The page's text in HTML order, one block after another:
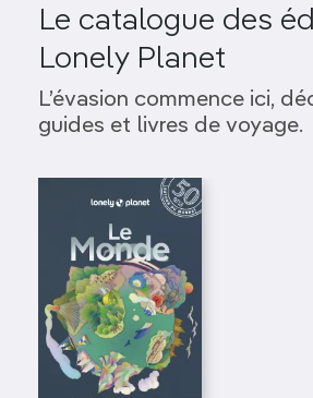
Le catalogue des
Lonely Planet
L’évasion commence ici,
guides et livres de voyage.